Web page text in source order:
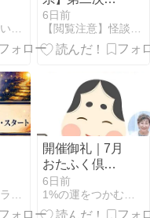
【桜乃翠月】占い＆アロマ＆風水＠さくらマリン BLOG
界大戦末期、
ドイツの強制
収容所が連合
放されたと
き、 助け出さ
れた生存者の
多くは飢えて
死ぬ寸前だっ
たんだけ
ど、、、
6日前
【閲覧注意】怪談の森【怖い話まとめ】
開催御礼｜7月
おたふく倶楽
部「旅行月」
6日前